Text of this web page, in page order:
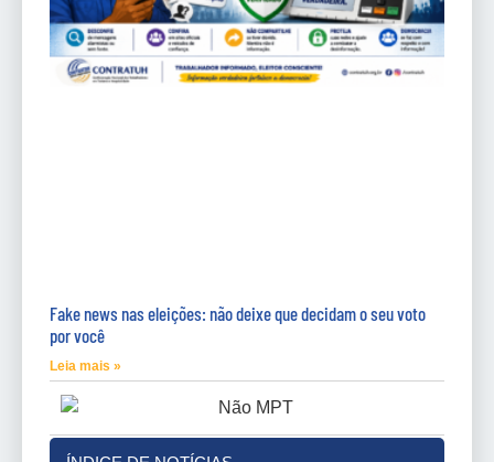
Fake news nas eleições: não deixe que decidam o seu voto
por você
Leia mais »